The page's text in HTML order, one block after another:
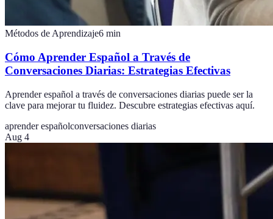
Métodos de Aprendizaje6 min
Cómo Aprender Español a Través de
Conversaciones Diarias: Estrategias Efectivas
Aprender español a través de conversaciones diarias puede ser la
clave para mejorar tu fluidez. Descubre estrategias efectivas aquí.
aprender españolconversaciones diarias
Aug 4